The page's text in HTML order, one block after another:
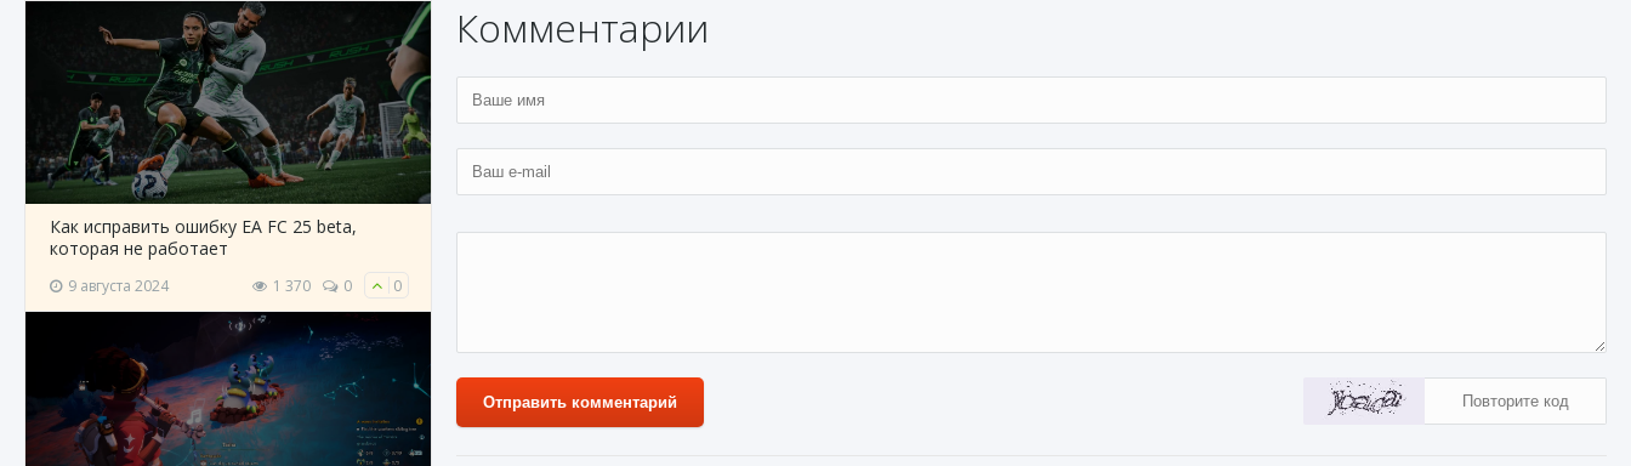
Как исправить ошибку EA FC 25 beta,
которая не работает
9 августа 2024 1 370 0 0
Комментарии
Отправить комментарий